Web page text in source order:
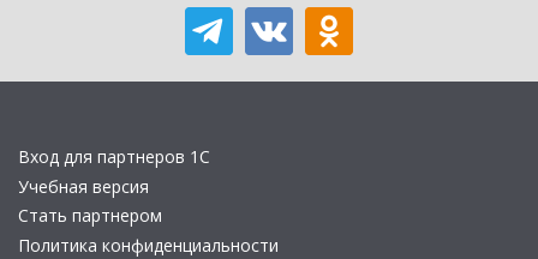
Вход для партнеров 1С
Учебная версия
Стать партнером
Политика конфиденциальности